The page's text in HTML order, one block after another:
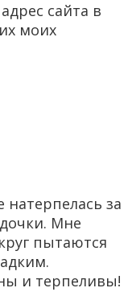
сайта в
моих
натерпелась за
Мне
пытаются
и терпеливы!